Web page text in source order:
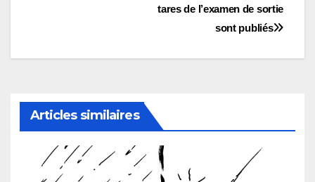
tares de l’examen de sortie
sont publiés
Articles similaires